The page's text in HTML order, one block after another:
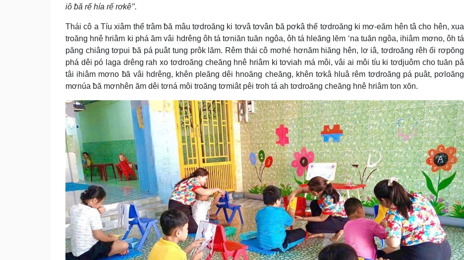
iô ƀă rế hía rế rơkê’’.
Thái cô a Tíu xiâm thế trâm ƀă mâu tơdroăng ki tơvâ tơvân ƀă pơkâ thế tơdroăng ki mơ-eăm hên tâ cho hên, xua
troăng hnê hriâm ki phá ăm vâi hdrêng ôh tá tơniăn tuăn ngôa, ôh tá hleăng lĕm ‘na tuăn ngôa, ihiâm mơno, ôh tá
păng chiâng tơpui ƀă pá puât tung prôk lăm. Rêm thái cô mơhé hơnăm hiăng hên, lơ iâ, tơdroăng rêh ối rơpŏng
phá dêi pó laga drêng rah xo tơdroăng cheăng hnê hriâm ki tơviah má môi, vâi ai môi tíu ki tơdjuôm cho tuăn pâ
tâi ihiâm mơno ƀă vâi hdrêng, khên pleăng dêi hnoăng cheăng, khên tơkâ hluâ rêm tơdroăng pá puât, pơloăng
mơnúa ƀă mơnhên ăm dêi tơná môi troăng tơmiât pêi troh tá ah tơdroăng cheăng hnê hriâm ton xŏn.